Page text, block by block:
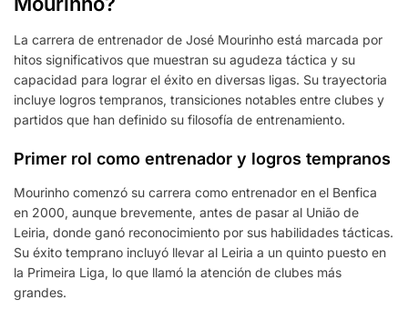
La carrera de entrenador de José Mourinho está marcada por
hitos significativos que muestran su agudeza táctica y su
capacidad para lograr el éxito en diversas ligas. Su trayectoria
incluye logros tempranos, transiciones notables entre clubes y
partidos que han definido su filosofía de entrenamiento.
Primer rol como entrenador y logros tempranos
Mourinho comenzó su carrera como entrenador en el Benfica
en 2000, aunque brevemente, antes de pasar al União de
Leiria, donde ganó reconocimiento por sus habilidades tácticas.
Su éxito temprano incluyó llevar al Leiria a un quinto puesto en
la Primeira Liga, lo que llamó la atención de clubes más
grandes.